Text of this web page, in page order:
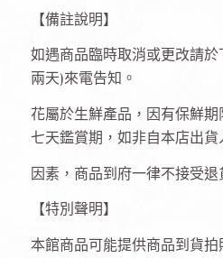
【備註說明】
如遇商品臨時取消或更改請
兩天)來電告知。
花屬於生鮮產品，因有保鮮
七天鑑賞期，如非自本店出貨
因素，商品到府一律不接受退
【特別聲明】
本館商品可能提供商品到貨